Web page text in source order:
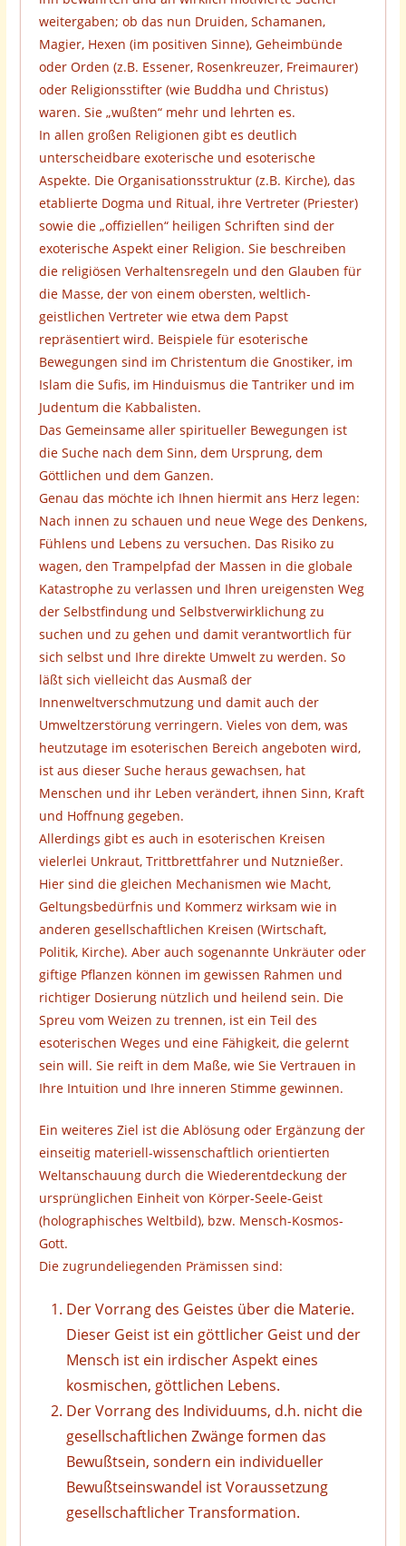
weitergaben; ob das nun Druiden, Schamanen,
Magier, Hexen (im positiven Sinne), Geheimbünde
oder Orden (z.B. Essener, Rosenkreuzer, Freimaurer)
oder Religionsstifter (wie Buddha und Christus)
waren. Sie „wußten“ mehr und lehrten es.
In allen großen Religionen gibt es deutlich
unterscheidbare exoterische und esoterische
Aspekte. Die Organisationsstruktur (z.B. Kirche), das
etablierte Dogma und Ritual, ihre Vertreter (Priester)
sowie die „offiziellen“ heiligen Schriften sind der
exoterische Aspekt einer Religion. Sie beschreiben
die religiösen Verhaltensregeln und den Glauben für
die Masse, der von einem obersten, weltlich-
geistlichen Vertreter wie etwa dem Papst
repräsentiert wird. Beispiele für esoterische
Bewegungen sind im Christentum die Gnostiker, im
Islam die Sufis, im Hinduismus die Tantriker und im
Judentum die Kabbalisten.
Das Gemeinsame aller spiritueller Bewegungen ist
die Suche nach dem Sinn, dem Ursprung, dem
Göttlichen und dem Ganzen.
Genau das möchte ich Ihnen hiermit ans Herz legen:
Nach innen zu schauen und neue Wege des Denkens,
Fühlens und Lebens zu versuchen. Das Risiko zu
wagen, den Trampelpfad der Massen in die globale
Katastrophe zu verlassen und Ihren ureigensten Weg
der Selbstfindung und Selbstverwirklichung zu
suchen und zu gehen und damit verantwortlich für
sich selbst und Ihre direkte Umwelt zu werden. So
läßt sich vielleicht das Ausmaß der
Innenweltverschmutzung und damit auch der
Umweltzerstörung verringern. Vieles von dem, was
heutzutage im esoterischen Bereich angeboten wird,
ist aus dieser Suche heraus gewachsen, hat
Menschen und ihr Leben verändert, ihnen Sinn, Kraft
und Hoffnung gegeben.
Allerdings gibt es auch in esoterischen Kreisen
vielerlei Unkraut, Trittbrettfahrer und Nutznießer.
Hier sind die gleichen Mechanismen wie Macht,
Geltungsbedürfnis und Kommerz wirksam wie in
anderen gesellschaftlichen Kreisen (Wirtschaft,
Politik, Kirche). Aber auch sogenannte Unkräuter oder
giftige Pflanzen können im gewissen Rahmen und
richtiger Dosierung nützlich und heilend sein. Die
Spreu vom Weizen zu trennen, ist ein Teil des
esoterischen Weges und eine Fähigkeit, die gelernt
sein will. Sie reift in dem Maße, wie Sie Vertrauen in
Ihre Intuition und Ihre inneren Stimme gewinnen.
Ein weiteres Ziel ist die Ablösung oder Ergänzung der
einseitig materiell-wissenschaftlich orientierten
Weltanschauung durch die Wiederentdeckung der
ursprünglichen Einheit von Körper-Seele-Geist
(holographisches Weltbild), bzw. Mensch-Kosmos-
Gott.
Die zugrundeliegenden Prämissen sind:
Der Vorrang des Geistes über die Materie.
Dieser Geist ist ein göttlicher Geist und der
Mensch ist ein irdischer Aspekt eines
kosmischen, göttlichen Lebens.
Der Vorrang des Individuums, d.h. nicht die
gesellschaftlichen Zwänge formen das
Bewußtsein, sondern ein individueller
Bewußtseinswandel ist Voraussetzung
gesellschaftlicher Transformation.